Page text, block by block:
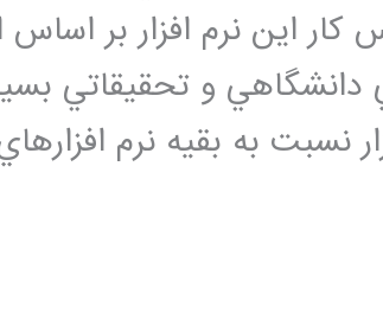
اين نرم افزار بر
دانشگاهي و تحقيقاتي
نسبت به بقيه نرم